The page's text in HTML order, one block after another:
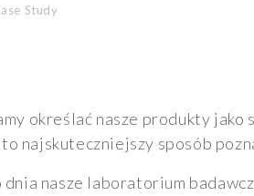
Study
określać nasze produkty
najskuteczniejszy sposób
dnia nasze laboratorium